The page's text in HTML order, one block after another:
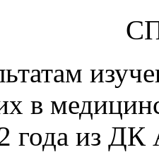
в
года из